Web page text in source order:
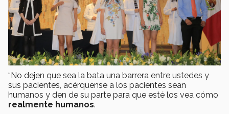
“No dejen que sea la bata una barrera entre ustedes y
sus pacientes, acérquense a los pacientes sean
humanos y den de su parte para que esté los vea cómo
realmente humanos.